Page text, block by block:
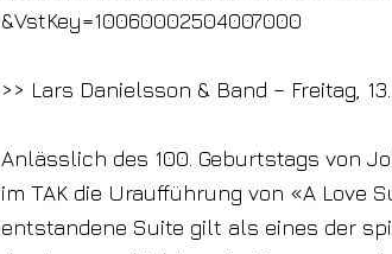
&VstKey=10060002504007000
>> Lars Danielsson & Band – Freitag,
Anlässlich des 100. Geburtstags von
im TAK die Uraufführung von «A Love
entstandene Suite gilt als eines der